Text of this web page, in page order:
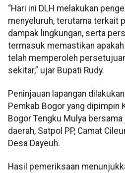
“Hari ini DLH melakukan
menyeluruh, terutama terkait
dampak lingkungan, serta
termasuk memastikan
telah memperoleh
sekitar,” ujar Bupati Rudy.
Peninjauan lapangan
Pemkab Bogor yang dipimpin
Bogor Tengku Mulya
daerah, Satpol PP, Camat
Desa Dayeuh.
Hasil pemeriksaan